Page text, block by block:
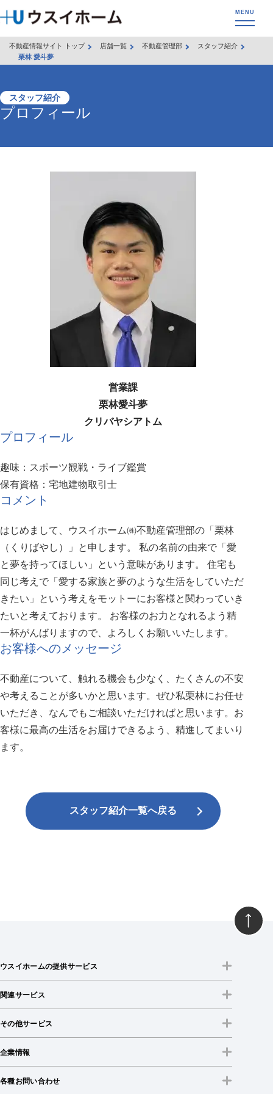
不動産情報サイト トップ 店舗一覧 不動産管理部
スタッフ紹介
栗林 愛斗夢
スタッフ紹介
プロフィール
営業課
栗林愛斗夢
クリバヤシアトム
プロフィール
趣味：スポーツ観戦・ライブ鑑賞
保有資格：宅地建物取引士
コメント
はじめまして、ウスイホーム㈱不動産管理部の「栗林
（くりばやし）」と申します。 私の名前の由来で「愛
と夢を持ってほしい」という意味があります。 住宅も
同じ考えで「愛する家族と夢のような生活をしていただ
きたい」という考えをモットーにお客様と関わっていき
たいと考えております。 お客様のお力となれるよう精
一杯がんばりますので、よろしくお願いいたします。
お客様へのメッセージ
不動産について、触れる機会も少なく、たくさんの不安
や考えることが多いかと思います。ぜひ私栗林にお任せ
いただき、なんでもご相談いただければと思います。お
客様に最高の生活をお届けできるよう、精進してまいり
ます。
スタッフ紹介一覧へ戻る
ウスイホームの提供サービス
関連サービス
その他サービス
企業情報
各種お問い合わせ